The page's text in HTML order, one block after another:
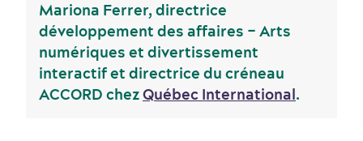
Activités et expériences
Salles de réunion
Mariona Ferrer, directrice
développement des affaires – Arts
numériques et divertissement
interactif et directrice du créneau
ACCORD chezQuébec International.